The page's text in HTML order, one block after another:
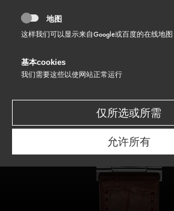
收藏
纤薄系列
地图
这样我们可以显示来自Google或百度的在线地图
基本cookies
我们需要这些以使网站正常运行
仅所选或所需
允许所有